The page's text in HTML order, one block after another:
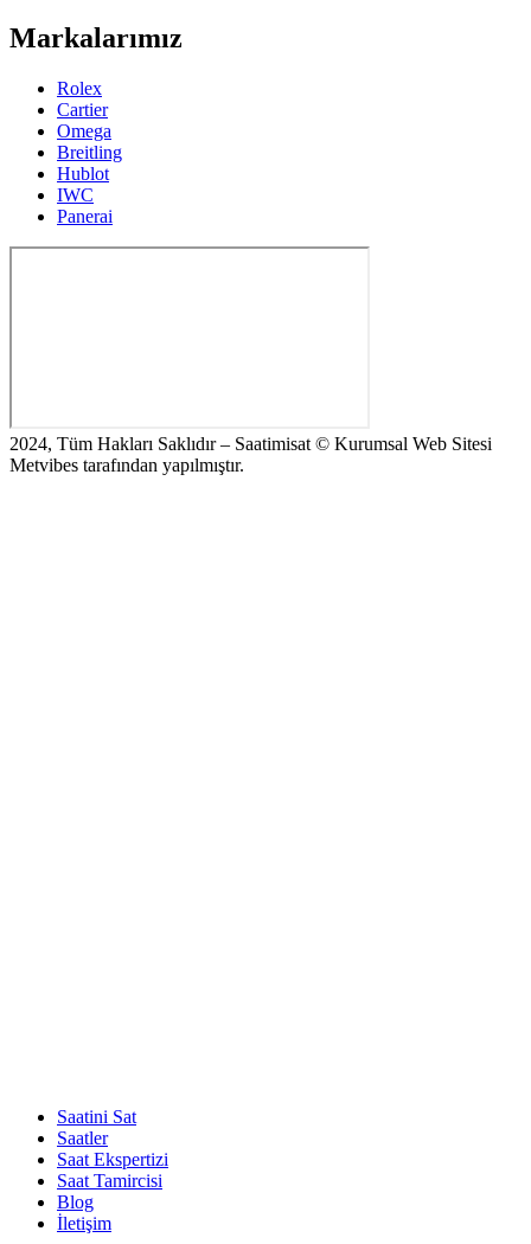
Markalarımız
Rolex
Cartier
Omega
Breitling
Hublot
IWC
Panerai
2024, Tüm Hakları Saklıdır – Saatimisat © Kurumsal Web Sitesi
Metvibes tarafından yapılmıştır.
Saatini Sat
Saatler
Saat Ekspertizi
Saat Tamircisi
Blog
İletişim